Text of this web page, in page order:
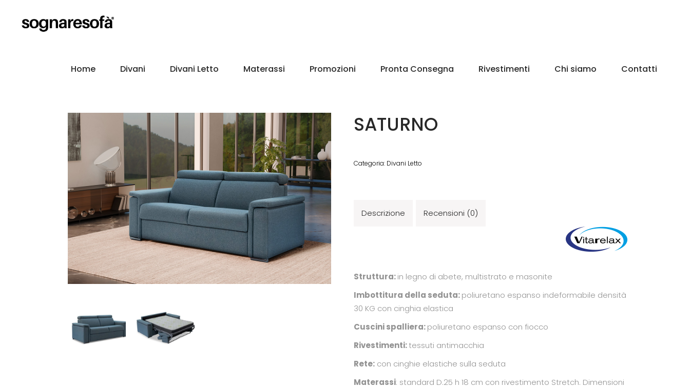
Home Divani Divani Letto Materassi Promozioni Pronta Consegna Rivestimenti Chi siamo Contatti
SATURNO
Categoria: Divani Letto
Descrizione Recensioni (0)
Struttura:in legno di abete, multistrato e masonite
Imbottitura della seduta:poliuretano espanso indeformabile densità
30 KG con cinghia elastica
Cuscini spalliera:poliuretano espanso con fiocco
Rivestimenti:tessuti antimacchia
Rete: con cinghie elastiche sulla seduta
Materassi: standard D.25 h 18 cm con rivestimento Stretch. Dimensioni